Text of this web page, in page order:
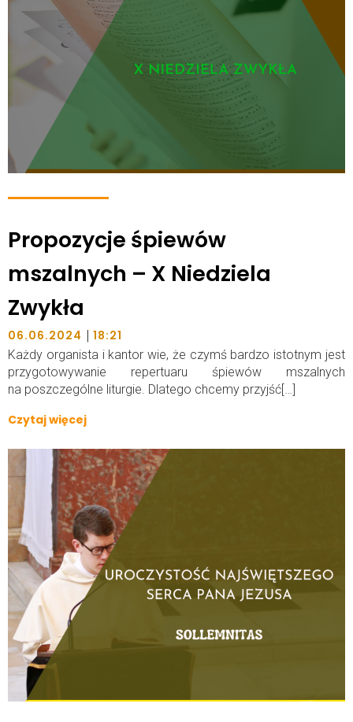
Propozycje śpiewów
mszalnych – X Niedziela
Zwykła
06.06.2024 | 18:21
Każdy organista i kantor wie, że czymś bardzo istotnym jest
przygotowywanie repertuaru śpiewów mszalnych
na poszczególne liturgie. Dlatego chcemy przyjść[…]
Czytaj więcej